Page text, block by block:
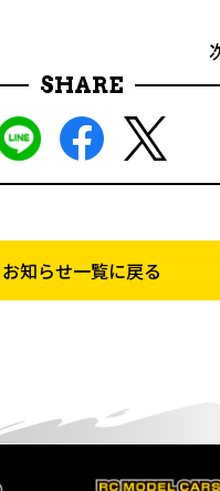
SHARE
お知らせ一覧に戻る